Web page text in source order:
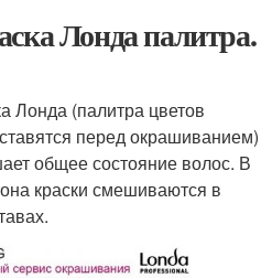
Лонда палитра.
Лонда (палитра цветов
перед окрашиванием)
общее состояние волос. В
краски смешиваются в